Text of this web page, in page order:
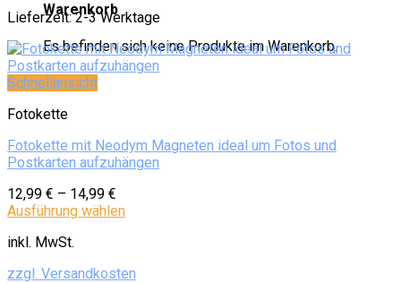
Warenkorb
Es befinden sich keine Produkte im Warenkorb.
Lieferzeit:2-3 Werktage
Schnellansicht
Fotokette
Fotokette mit Neodym Magneten ideal um Fotos und
Postkarten aufzuhängen
12,99 € – 14,99 €
Ausführung wählen
inkl. MwSt.
zzgl. Versandkosten